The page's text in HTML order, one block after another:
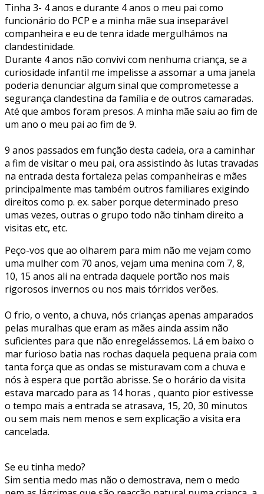
Tinha 3- 4 anos e durante 4 anos o meu pai como
funcionário do PCP e a minha mãe sua inseparável
companheira e eu de tenra idade mergulhámos na
clandestinidade.
Durante 4 anos não convivi com nenhuma criança, se a
curiosidade infantil me impelisse a assomar a uma janela
poderia denunciar algum sinal que comprometesse a
segurança clandestina da família e de outros camaradas.
Até que ambos foram presos. A minha mãe saiu ao fim de
um ano o meu pai ao fim de 9.
9 anos passados em função desta cadeia, ora a caminhar
a fim de visitar o meu pai, ora assistindo às lutas travadas
na entrada desta fortaleza pelas companheiras e mães
principalmente mas também outros familiares exigindo
direitos como p. ex. saber porque determinado preso
umas vezes, outras o grupo todo não tinham direito a
visitas etc, etc.
Peço-vos que ao olharem para mim não me vejam como
uma mulher com 70 anos, vejam uma menina com 7, 8,
10, 15 anos ali na entrada daquele portão nos mais
rigorosos invernos ou nos mais tórridos verões.
O frio, o vento, a chuva, nós crianças apenas amparados
pelas muralhas que eram as mães ainda assim não
suficientes para que não enregelássemos. Lá em baixo o
mar furioso batia nas rochas daquela pequena praia com
tanta força que as ondas se misturavam com a chuva e
nós à espera que portão abrisse. Se o horário da visita
estava marcado para as 14 horas , quanto pior estivesse
o tempo mais a entrada se atrasava, 15, 20, 30 minutos
ou sem mais nem menos e sem explicação a visita era
cancelada.
Se eu tinha medo?
Sim sentia medo mas não o demostrava, nem o medo